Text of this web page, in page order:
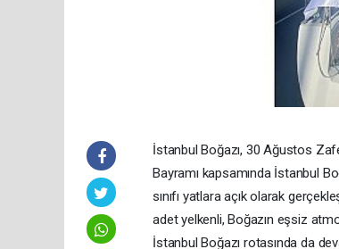
İstanbul Boğazı, 30 Ağustos
Bayramı kapsamında İstanbul
sınıfı yatlara açık olarak
adet yelkenli, Boğazın eşsiz
İstanbul Boğazı rotasında da